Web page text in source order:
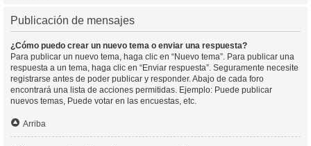
Publicación de mensajes
¿Cómo puedo crear un nuevo tema o enviar una respuesta?
Para publicar un nuevo tema, haga clic en “Nuevo tema”. Para publicar una
respuesta a un tema, haga clic en “Enviar respuesta”. Seguramente necesite
registrarse antes de poder publicar y responder. Abajo de cada foro
encontrará una lista de acciones permitidas. Ejemplo: Puede publicar
nuevos temas, Puede votar en las encuestas, etc.
Arriba